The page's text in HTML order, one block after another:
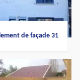
de façade 31